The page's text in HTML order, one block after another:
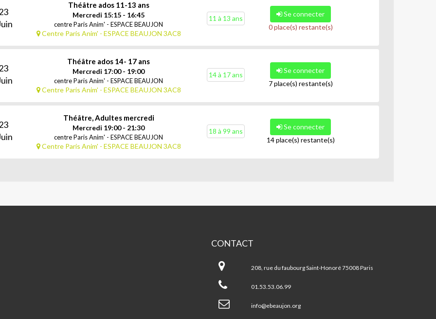
Théâtre ados 11-13 ans
Mercredi 15:15 - 16:45
centre Paris Anim' - ESPACE BEAUJON
Centre Paris Anim' - ESPACE BEAUJON 3AC8
11 à 13 ans
Se connecter
0 place(s) restante(s)
Théâtre ados 14- 17 ans
Mercredi 17:00 - 19:00
centre Paris Anim' - ESPACE BEAUJON
Centre Paris Anim' - ESPACE BEAUJON 3AC8
14 à 17 ans
Se connecter
7 place(s) restante(s)
Théâtre, Adultes mercredi
Mercredi 19:00 - 21:30
centre Paris Anim' - ESPACE BEAUJON
Centre Paris Anim' - ESPACE BEAUJON 3AC8
18 à 99 ans
Se connecter
14 place(s) restante(s)
CONTACT
Beaujon
208, rue du faubourg Saint-Honoré 75008 Paris
01.53.53.06.99
info@ebeaujon.org